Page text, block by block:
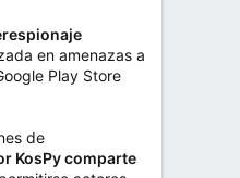
en amenazas a
Play Store
de
KosPy comparte